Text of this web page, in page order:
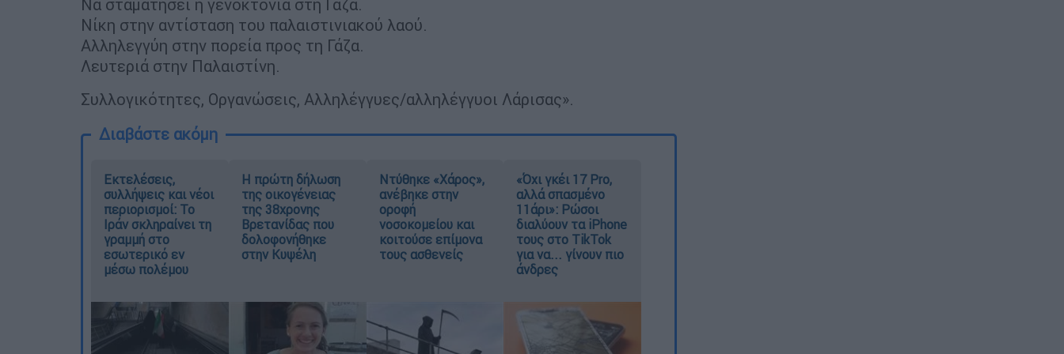
Να σταματήσει η γενοκτονία στη Γάζα.
Νίκη στην αντίσταση του παλαιστινιακού λαού.
Αλληλεγγύη στην πορεία προς τη Γάζα.
Λευτεριά στην Παλαιστίνη.
Συλλογικότητες, Οργανώσεις, Αλληλέγγυες/αλληλέγγυοι Λάρισας».
Διαβάστε ακόμη
Εκτελέσεις,
συλλήψεις και νέοι
περιορισμοί: Το
Ιράν σκληραίνει τη
γραμμή στο
εσωτερικό εν
μέσω πολέμου
Η πρώτη δήλωση
της οικογένειας
της 38χρονης
Βρετανίδας που
δολοφονήθηκε
στην Κυψέλη
Ντύθηκε «Χάρος»,
ανέβηκε στην
οροφή
νοσοκομείου και
κοιτούσε επίμονα
τους ασθενείς
«Όχι γκέι 17 Pro,
αλλά σπασμένο
11άρι»: Ρώσοι
διαλύουν τα iPhone
τους στο TikTok
για να... γίνουν πιο
άνδρες